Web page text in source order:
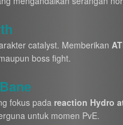
catalyst. Memberikan
boss fight.
fokus pada reaction Hydro
untuk momen PvE.